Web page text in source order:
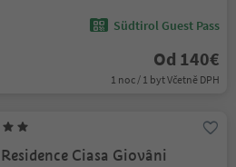
Südtirol Guest Pass
Od 140€
1 noc / 1 byt Včetně DPH
Residence Ciasa Giovâni